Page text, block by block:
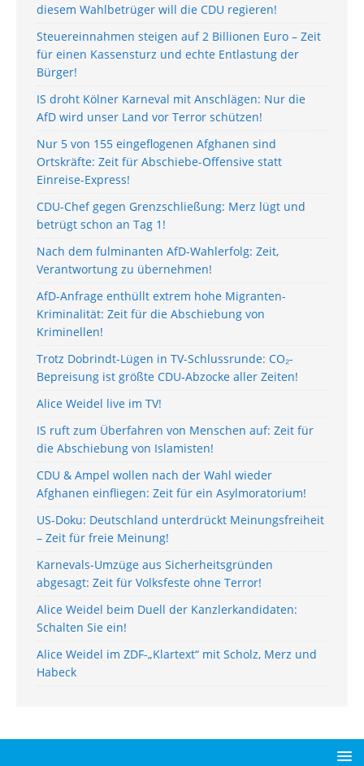
diesem Wahlbetrüger will die CDU regieren!
Steuereinnahmen steigen auf 2 Billionen Euro – Zeit
für einen Kassensturz und echte Entlastung der
Bürger!
IS droht Kölner Karneval mit Anschlägen: Nur die
AfD wird unser Land vor Terror schützen!
Nur 5 von 155 eingeflogenen Afghanen sind
Ortskräfte: Zeit für Abschiebe-Offensive statt
Einreise-Express!
CDU-Chef gegen Grenzschließung: Merz lügt und
betrügt schon an Tag 1!
Nach dem fulminanten AfD-Wahlerfolg: Zeit,
Verantwortung zu übernehmen!
AfD-Anfrage enthüllt extrem hohe Migranten-
Kriminalität: Zeit für die Abschiebung von
Kriminellen!
Trotz Dobrindt-Lügen in TV-Schlussrunde: CO₂-
Bepreisung ist größte CDU-Abzocke aller Zeiten!
Alice Weidel live im TV!
IS ruft zum Überfahren von Menschen auf: Zeit für
die Abschiebung von Islamisten!
CDU & Ampel wollen nach der Wahl wieder
Afghanen einfliegen: Zeit für ein Asylmoratorium!
US-Doku: Deutschland unterdrückt Meinungsfreiheit
– Zeit für freie Meinung!
Karnevals-Umzüge aus Sicherheitsgründen
abgesagt: Zeit für Volksfeste ohne Terror!
Alice Weidel beim Duell der Kanzlerkandidaten:
Schalten Sie ein!
Alice Weidel im ZDF-„Klartext“ mit Scholz, Merz und
Habeck